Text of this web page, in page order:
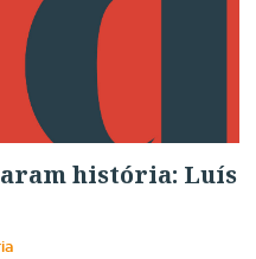
história: Luís